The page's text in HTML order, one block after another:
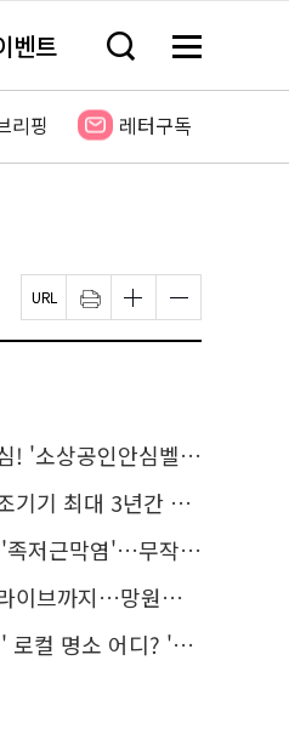
벤트 검
창
기
메
전
보
리핑 레터구독
페
이
지
인
쇄
하
글
자
크
하
기
글
자
크
하
기
공인안심벨' 신청하세요
간 무상 대여…삶의 질 높인다
작정 참지 말고 '이것' 해보세요!
망원한강공원 알짜 코스
디? '서울에디션25' 추천 코스